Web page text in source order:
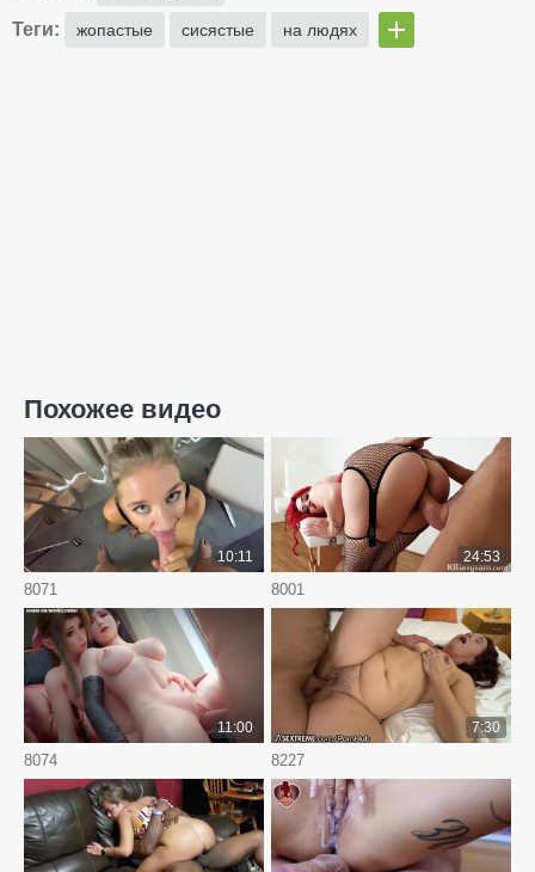
Теги: жопастые сисястые на людях
Похожее видео
8071
10:11
8001
24:53
8074
11:00
8227
7:30